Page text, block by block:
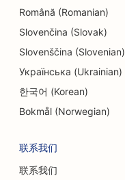
Română (Romanian)
Slovenčina (Slovak)
Slovenščina (Slovenian)
Українська (Ukrainian)
한국어 (Korean)
Bokmål (Norwegian)
联系我们
联系我们